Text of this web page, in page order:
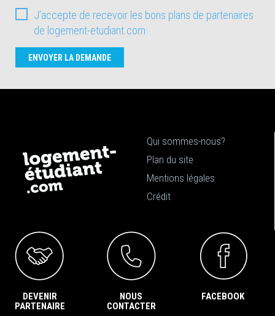
J’accepte de recevoir les bons plans de partenaires
de logement-etudiant.com
ENVOYER LA DEMANDE
Qui sommes-nous?
Plan du site
Mentions légales
Crédit
DEVENIR
PARTENAIRE
NOUS
CONTACTER
FACEBOOK